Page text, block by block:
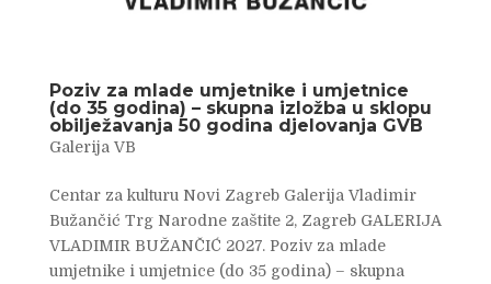
Poziv za mlade umjetnike i umjetnice
(do 35 godina) – skupna izložba u sklopu
obilježavanja 50 godina djelovanja GVB
Galerija VB
Centar za kulturu Novi Zagreb Galerija Vladimir
Bužančić Trg Narodne zaštite 2, Zagreb GALERIJA
VLADIMIR BUŽANČIĆ 2027. Poziv za mlade
umjetnike i umjetnice (do 35 godina) – skupna